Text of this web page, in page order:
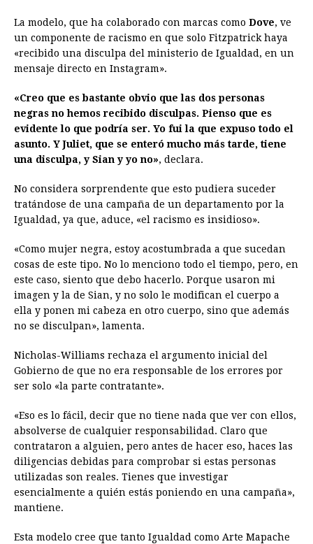
La modelo, que ha colaborado con marcas como Dove, ve
un componente de racismo en que solo Fitzpatrick haya
«recibido una disculpa del ministerio de Igualdad, en un
mensaje directo en Instagram».
«Creo que es bastante obvio que las dos personas
negras no hemos recibido disculpas. Pienso que es
evidente lo que podría ser. Yo fui la que expuso todo el
asunto. Y Juliet, que se enteró mucho más tarde, tiene
una disculpa, y Sian y yo no», declara.
No considera sorprendente que esto pudiera suceder
tratándose de una campaña de un departamento por la
Igualdad, ya que, aduce, «el racismo es insidioso».
«Como mujer negra, estoy acostumbrada a que sucedan
cosas de este tipo. No lo menciono todo el tiempo, pero, en
este caso, siento que debo hacerlo. Porque usaron mi
imagen y la de Sian, y no solo le modifican el cuerpo a
ella y ponen mi cabeza en otro cuerpo, sino que además
no se disculpan», lamenta.
Nicholas-Williams rechaza el argumento inicial del
Gobierno de que no era responsable de los errores por
ser solo «la parte contratante».
«Eso es lo fácil, decir que no tiene nada que ver con ellos,
absolverse de cualquier responsabilidad. Claro que
contrataron a alguien, pero antes de hacer eso, haces las
diligencias debidas para comprobar si estas personas
utilizadas son reales. Tienes que investigar
esencialmente a quién estás poniendo en una campaña»,
mantiene.
Esta modelo cree que tanto Igualdad como Arte Mapache